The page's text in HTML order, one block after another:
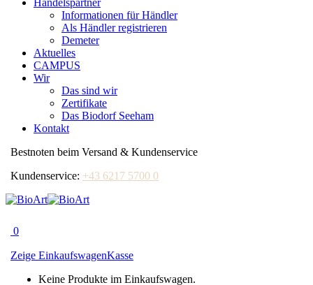
Handelspartner
Informationen für Händler
Als Händler registrieren
Demeter
Aktuelles
CAMPUS
Wir
Das sind wir
Zertifikate
Das Biodorf Seeham
Kontakt
Bestnoten beim Versand & Kundenservice
Kundenservice: +43 6217 5700 0
0
Zeige EinkaufswagenKasse
Keine Produkte im Einkaufswagen.